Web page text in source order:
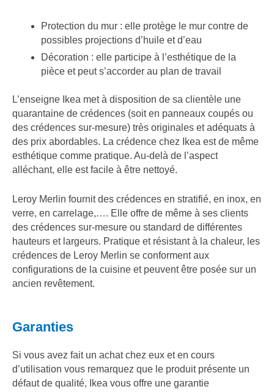
Protection du mur : elle protège le mur contre de
possibles projections d’huile et d’eau
Décoration : elle participe à l’esthétique de la
pièce et peut s’accorder au plan de travail
L’enseigne Ikea met à disposition de sa clientèle une
quarantaine de crédences (soit en panneaux coupés ou
des crédences sur-mesure) très originales et adéquats à
des prix abordables. La crédence chez Ikea est de même
esthétique comme pratique. Au-delà de l’aspect
alléchant, elle est facile à être nettoyé.
Leroy Merlin fournit des crédences en stratifié, en inox, en
verre, en carrelage,…. Elle offre de même à ses clients
des crédences sur-mesure ou standard de différentes
hauteurs et largeurs. Pratique et résistant à la chaleur, les
crédences de Leroy Merlin se conforment aux
configurations de la cuisine et peuvent être posée sur un
ancien revêtement.
Garanties
Si vous avez fait un achat chez eux et en cours
d’utilisation vous remarquez que le produit présente un
défaut de qualité, Ikea vous offre une garantie